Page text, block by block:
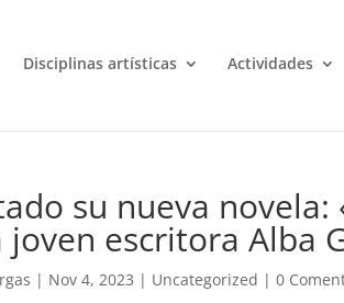
Disciplinas artísticas Actividades
su nueva
escritora Alba
| Nov 4, 2023 | Uncategorized |0